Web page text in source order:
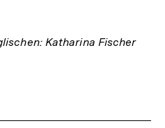
Katharina Fischer